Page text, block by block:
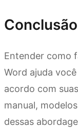
Conclusão
Entender como
Word ajuda
acordo com
manual,
dessas